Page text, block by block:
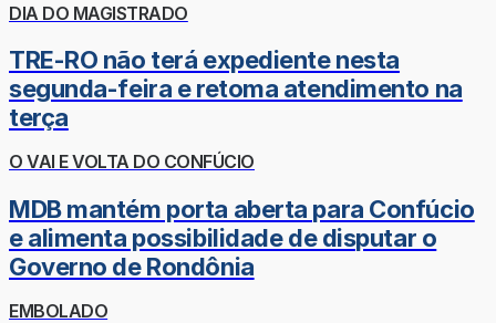
DIA DO MAGISTRADO
TRE-RO não terá expediente nesta
segunda-feira e retoma atendimento na
terça
O VAI E VOLTA DO CONFÚCIO
MDB mantém porta aberta para Confúcio
e alimenta possibilidade de disputar o
Governo de Rondônia
EMBOLADO